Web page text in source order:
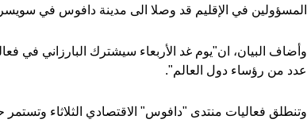
المسؤولين في الإقليم قد وصلا الى مدينة دافوس في
وأضاف البيان، ان"يوم غد الأربعاء سيشترك البارزاني في
عدد من رؤساء دول العالم".
وتنطلق فعاليات منتدى "دافوس" الاقتصادي الثلاثاء